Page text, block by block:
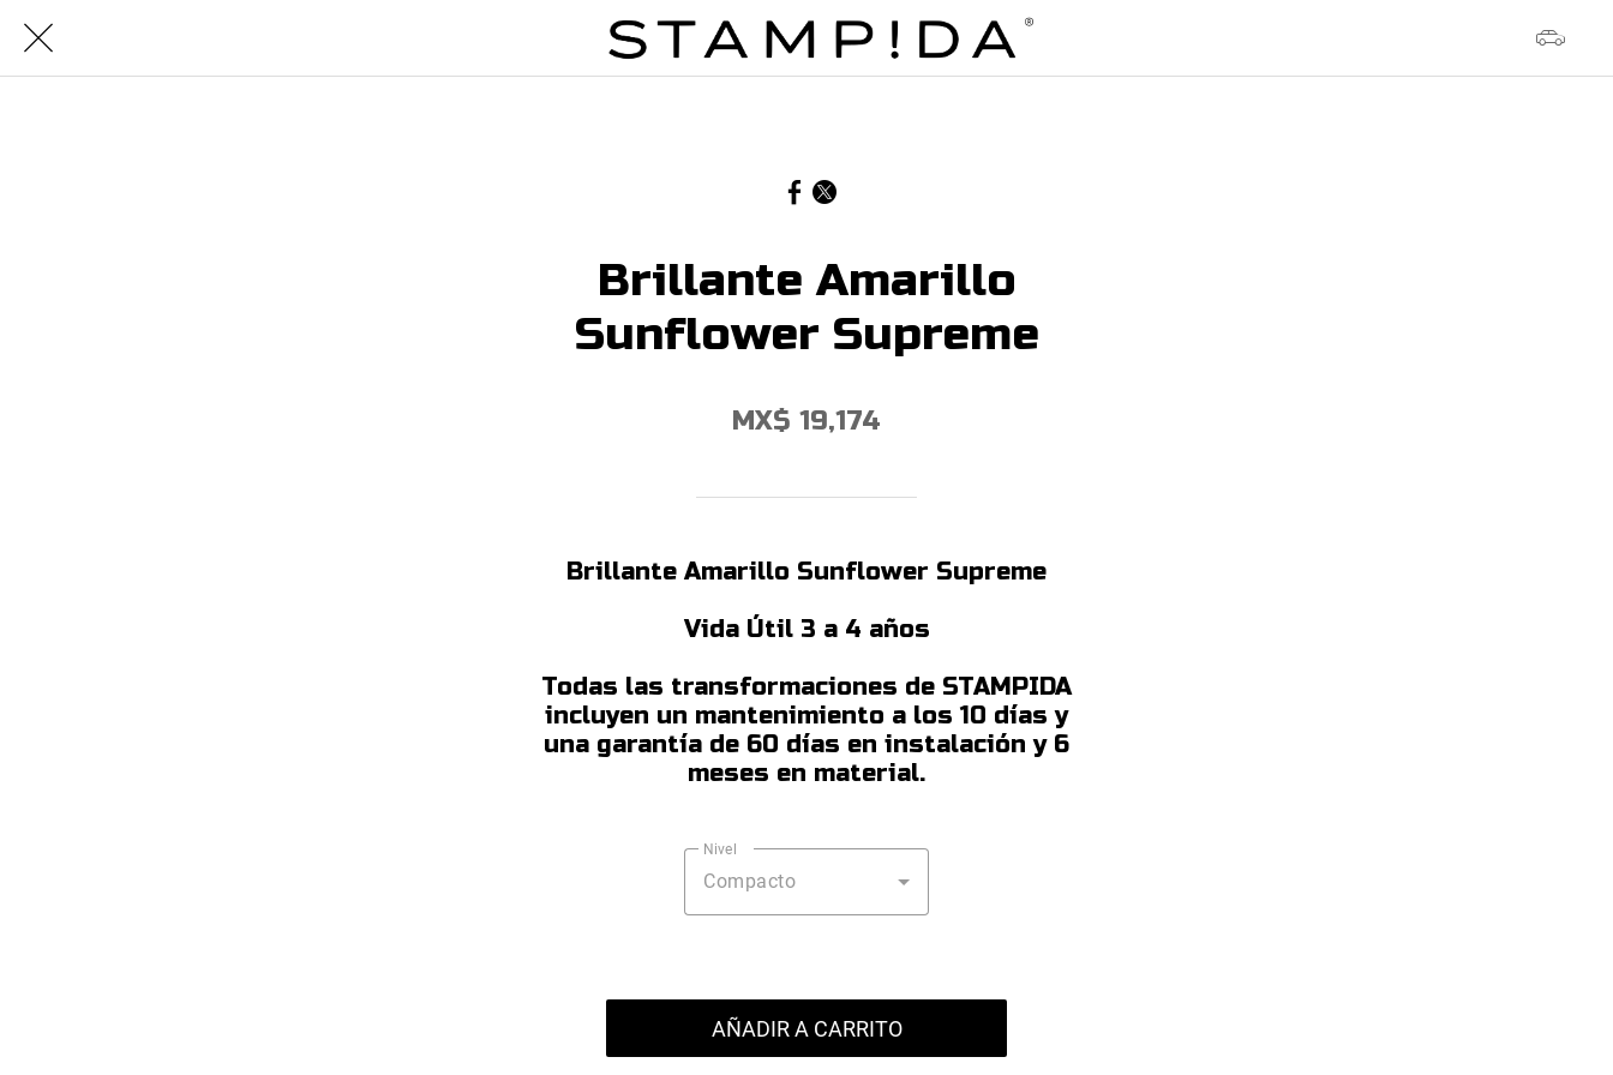
Brillante Amarillo
Sunflower Supreme
MX$ 19,174
Brillante Amarillo Sunflower Supreme
Vida Útil 3 a 4 años
Todas las transformaciones de STAMPIDA
incluyen un mantenimiento a los 10 días y
una garantía de 60 días en instalación y 6
meses en material.
Nivel
Compacto
AÑADIR A CARRITO